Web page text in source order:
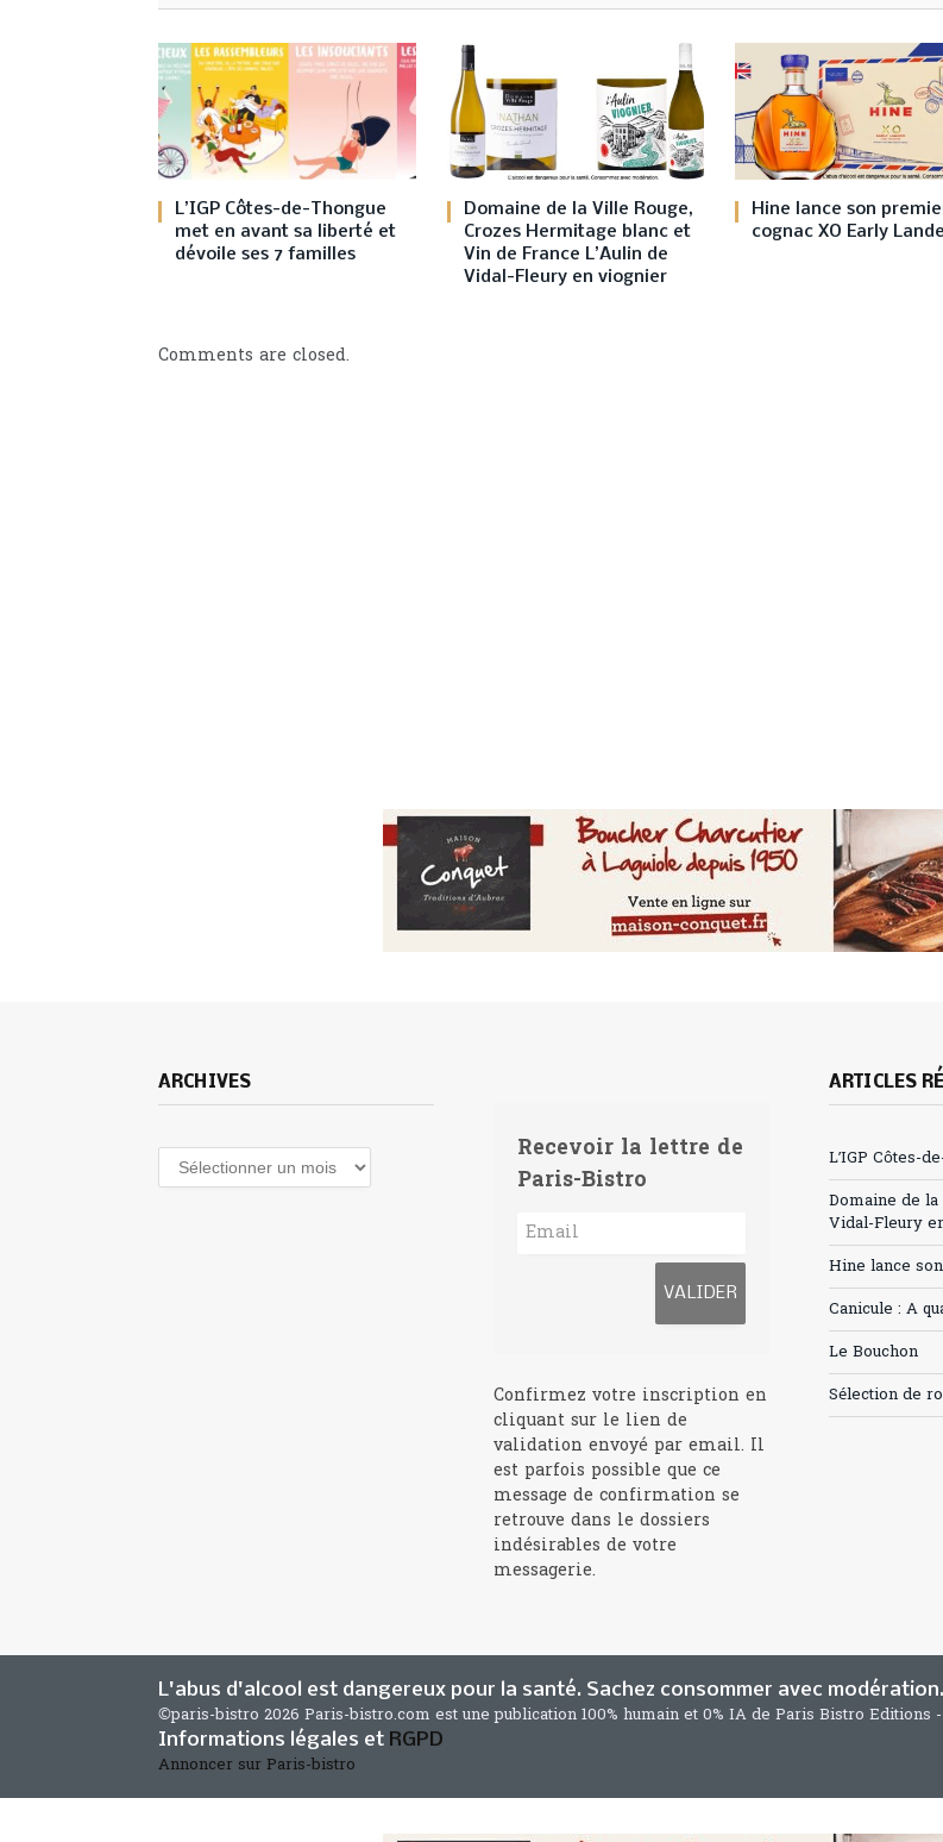
L’IGP Côtes-de-Thongue
met en avant sa liberté et
dévoile ses 7 familles
Domaine de la Ville Rouge,
Crozes Hermitage blanc et
Vin de France L’Aulin de
Vidal-Fleury en viognier
Hine lance son
cognac XO Early
Comments are closed.
ARCHIVES
Archives
Recevoir la lettre de
Paris-Bistro
Confirmez votre inscription en
cliquant sur le lien de
validation envoyé par email. Il
est parfois possible que ce
message de confirmation se
retrouve dans le dossiers
indésirables de votre
messagerie.
ARTICLES
L’IGP Côtes-
Domaine de
Vidal-Fleury
Hine lance
Canicule : A
Le Bouchon
Sélection de
L'abus d'alcool est dangereux pour la santé. Sachez consommer avec modération.
©paris-bistro 2026 Paris-bistro.com est une publication 100% humain et 0% IA de Paris Bistro Editions
Informations légales et RGPD
Annoncer sur Paris-bistro